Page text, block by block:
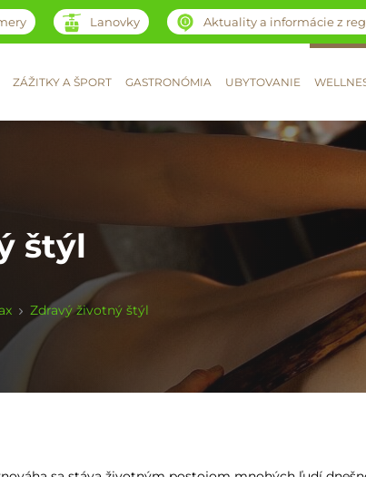
Lanovky Aktuality a informácie z
ZÁŽITKY A ŠPORT GASTRONÓMIA UBYTOVANIE
štýl
Zdravý životný štýl